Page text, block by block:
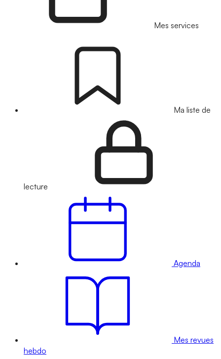
Mes services
Ma liste de
lecture
Agenda
Mes revues
hebdo